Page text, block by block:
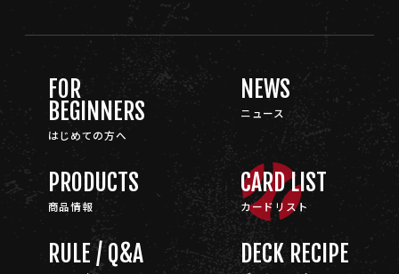
FOR
BEGINNERS
はじめての方へ
NEWS
ニュース
PRODUCTS
商品情報
CARD LIST
カードリスト
RULE / Q&A DECK RECIPE